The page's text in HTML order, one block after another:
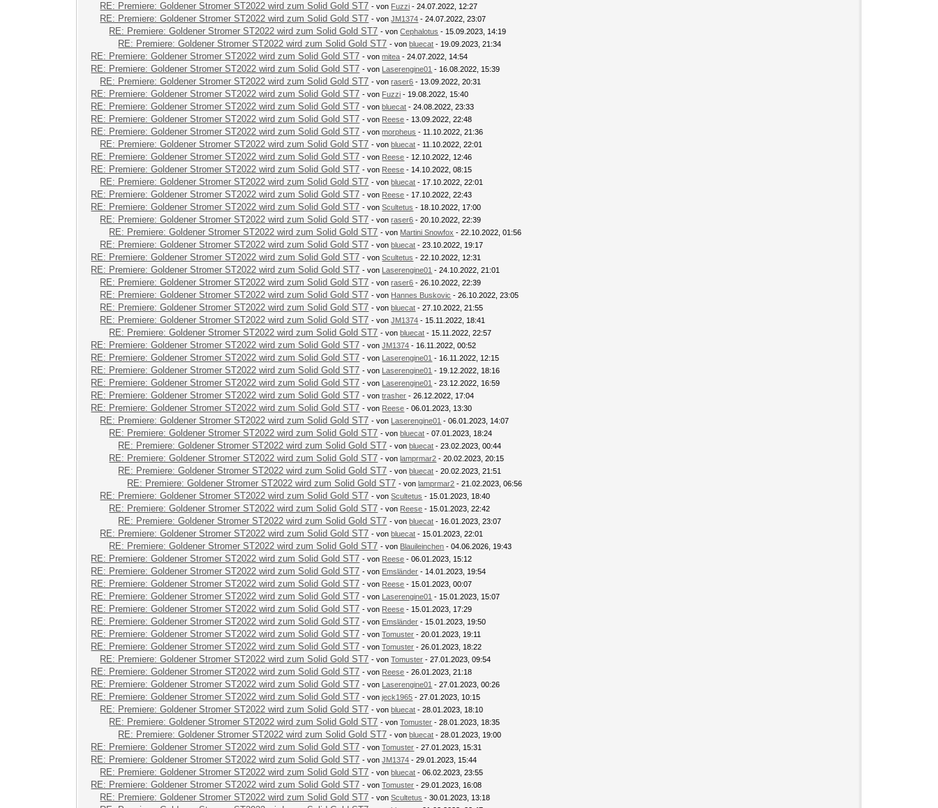
RE: Premiere: Goldener Stromer ST2022 wird zum Solid Gold ST7 - von Fuzzi - 24.07.2022, 12:27
RE: Premiere: Goldener Stromer ST2022 wird zum Solid Gold ST7 - vonJM1374 - 24.07.2022, 23:07
RE: Premiere: Goldener Stromer ST2022 wird zum Solid Gold ST7 - vonCephalotus - 15.09.2023, 14:19
RE: Premiere: Goldener Stromer ST2022 wird zum Solid Gold ST7 - vonbluecat - 19.09.2023, 21:34
RE: Premiere: Goldener Stromer ST2022 wird zum Solid Gold ST7 - vonmitea - 24.07.2022, 14:54
RE: Premiere: Goldener Stromer ST2022 wird zum Solid Gold ST7 - von Laserengine01 - 16.08.2022, 15:39
RE: Premiere: Goldener Stromer ST2022 wird zum Solid Gold ST7 - vonraser6 - 13.09.2022, 20:31
RE: Premiere: Goldener Stromer ST2022 wird zum Solid Gold ST7 - von Fuzzi - 19.08.2022, 15:40
RE: Premiere: Goldener Stromer ST2022 wird zum Solid Gold ST7 - vonbluecat - 24.08.2022, 23:33
RE: Premiere: Goldener Stromer ST2022 wird zum Solid Gold ST7 - von Reese - 13.09.2022, 22:48
RE: Premiere: Goldener Stromer ST2022 wird zum Solid Gold ST7 - vonmorpheus - 11.10.2022, 21:36
RE: Premiere: Goldener Stromer ST2022 wird zum Solid Gold ST7 - vonbluecat - 11.10.2022, 22:01
RE: Premiere: Goldener Stromer ST2022 wird zum Solid Gold ST7 - von Reese - 12.10.2022, 12:46
RE: Premiere: Goldener Stromer ST2022 wird zum Solid Gold ST7 - von Reese - 14.10.2022, 08:15
RE: Premiere: Goldener Stromer ST2022 wird zum Solid Gold ST7 - vonbluecat - 17.10.2022, 22:01
RE: Premiere: Goldener Stromer ST2022 wird zum Solid Gold ST7 - von Reese - 17.10.2022, 22:43
RE: Premiere: Goldener Stromer ST2022 wird zum Solid Gold ST7 - vonScultetus - 18.10.2022, 17:00
RE: Premiere: Goldener Stromer ST2022 wird zum Solid Gold ST7 - vonraser6 - 20.10.2022, 22:39
RE: Premiere: Goldener Stromer ST2022 wird zum Solid Gold ST7 - von Martini Snowfox - 22.10.2022, 01:56
RE: Premiere: Goldener Stromer ST2022 wird zum Solid Gold ST7 - vonbluecat - 23.10.2022, 19:17
RE: Premiere: Goldener Stromer ST2022 wird zum Solid Gold ST7 - vonScultetus - 22.10.2022, 12:31
RE: Premiere: Goldener Stromer ST2022 wird zum Solid Gold ST7 - von Laserengine01 - 24.10.2022, 21:01
RE: Premiere: Goldener Stromer ST2022 wird zum Solid Gold ST7 - vonraser6 - 26.10.2022, 22:39
RE: Premiere: Goldener Stromer ST2022 wird zum Solid Gold ST7 - von Hannes Buskovic - 26.10.2022, 23:05
RE: Premiere: Goldener Stromer ST2022 wird zum Solid Gold ST7 - vonbluecat - 27.10.2022, 21:55
RE: Premiere: Goldener Stromer ST2022 wird zum Solid Gold ST7 - vonJM1374 - 15.11.2022, 18:41
RE: Premiere: Goldener Stromer ST2022 wird zum Solid Gold ST7 - vonbluecat - 15.11.2022, 22:57
RE: Premiere: Goldener Stromer ST2022 wird zum Solid Gold ST7 - vonJM1374 - 16.11.2022, 00:52
RE: Premiere: Goldener Stromer ST2022 wird zum Solid Gold ST7 - von Laserengine01 - 16.11.2022, 12:15
RE: Premiere: Goldener Stromer ST2022 wird zum Solid Gold ST7 - von Laserengine01 - 19.12.2022, 18:16
RE: Premiere: Goldener Stromer ST2022 wird zum Solid Gold ST7 - von Laserengine01 - 23.12.2022, 16:59
RE: Premiere: Goldener Stromer ST2022 wird zum Solid Gold ST7 - vontrasher - 26.12.2022, 17:04
RE: Premiere: Goldener Stromer ST2022 wird zum Solid Gold ST7 - von Reese - 06.01.2023, 13:30
RE: Premiere: Goldener Stromer ST2022 wird zum Solid Gold ST7 - von Laserengine01 - 06.01.2023, 14:07
RE: Premiere: Goldener Stromer ST2022 wird zum Solid Gold ST7 - vonbluecat - 07.01.2023, 18:24
RE: Premiere: Goldener Stromer ST2022 wird zum Solid Gold ST7 - vonbluecat - 23.02.2023, 00:44
RE: Premiere: Goldener Stromer ST2022 wird zum Solid Gold ST7 - vonlamprmar2 - 20.02.2023, 20:15
RE: Premiere: Goldener Stromer ST2022 wird zum Solid Gold ST7 - vonbluecat - 20.02.2023, 21:51
RE: Premiere: Goldener Stromer ST2022 wird zum Solid Gold ST7 - vonlamprmar2 - 21.02.2023, 06:56
RE: Premiere: Goldener Stromer ST2022 wird zum Solid Gold ST7 - vonScultetus - 15.01.2023, 18:40
RE: Premiere: Goldener Stromer ST2022 wird zum Solid Gold ST7 - von Reese - 15.01.2023, 22:42
RE: Premiere: Goldener Stromer ST2022 wird zum Solid Gold ST7 - vonbluecat - 16.01.2023, 23:07
RE: Premiere: Goldener Stromer ST2022 wird zum Solid Gold ST7 - vonbluecat - 15.01.2023, 22:01
RE: Premiere: Goldener Stromer ST2022 wird zum Solid Gold ST7 - von Blauileinchen - 04.06.2026, 19:43
RE: Premiere: Goldener Stromer ST2022 wird zum Solid Gold ST7 - von Reese - 06.01.2023, 15:12
RE: Premiere: Goldener Stromer ST2022 wird zum Solid Gold ST7 - von Emsländer - 14.01.2023, 19:54
RE: Premiere: Goldener Stromer ST2022 wird zum Solid Gold ST7 - von Reese - 15.01.2023, 00:07
RE: Premiere: Goldener Stromer ST2022 wird zum Solid Gold ST7 - von Laserengine01 - 15.01.2023, 15:07
RE: Premiere: Goldener Stromer ST2022 wird zum Solid Gold ST7 - von Reese - 15.01.2023, 17:29
RE: Premiere: Goldener Stromer ST2022 wird zum Solid Gold ST7 - von Emsländer - 15.01.2023, 19:50
RE: Premiere: Goldener Stromer ST2022 wird zum Solid Gold ST7 - vonTomuster - 20.01.2023, 19:11
RE: Premiere: Goldener Stromer ST2022 wird zum Solid Gold ST7 - vonTomuster - 26.01.2023, 18:22
RE: Premiere: Goldener Stromer ST2022 wird zum Solid Gold ST7 - vonTomuster - 27.01.2023, 09:54
RE: Premiere: Goldener Stromer ST2022 wird zum Solid Gold ST7 - von Reese - 26.01.2023, 21:18
RE: Premiere: Goldener Stromer ST2022 wird zum Solid Gold ST7 - von Laserengine01 - 27.01.2023, 00:26
RE: Premiere: Goldener Stromer ST2022 wird zum Solid Gold ST7 - vonjeck1965 - 27.01.2023, 10:15
RE: Premiere: Goldener Stromer ST2022 wird zum Solid Gold ST7 - vonbluecat - 28.01.2023, 18:10
RE: Premiere: Goldener Stromer ST2022 wird zum Solid Gold ST7 - vonTomuster - 28.01.2023, 18:35
RE: Premiere: Goldener Stromer ST2022 wird zum Solid Gold ST7 - vonbluecat - 28.01.2023, 19:00
RE: Premiere: Goldener Stromer ST2022 wird zum Solid Gold ST7 - vonTomuster - 27.01.2023, 15:31
RE: Premiere: Goldener Stromer ST2022 wird zum Solid Gold ST7 - vonJM1374 - 29.01.2023, 15:44
RE: Premiere: Goldener Stromer ST2022 wird zum Solid Gold ST7 - vonbluecat - 06.02.2023, 23:55
RE: Premiere: Goldener Stromer ST2022 wird zum Solid Gold ST7 - vonTomuster - 29.01.2023, 16:08
RE: Premiere: Goldener Stromer ST2022 wird zum Solid Gold ST7 - vonScultetus - 30.01.2023, 13:18